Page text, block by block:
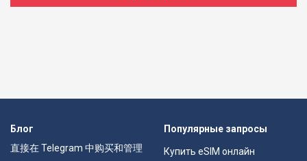
Блог
直接在 Telegram 中购买和管理
Популярные запросы
Купить eSIM онлайн